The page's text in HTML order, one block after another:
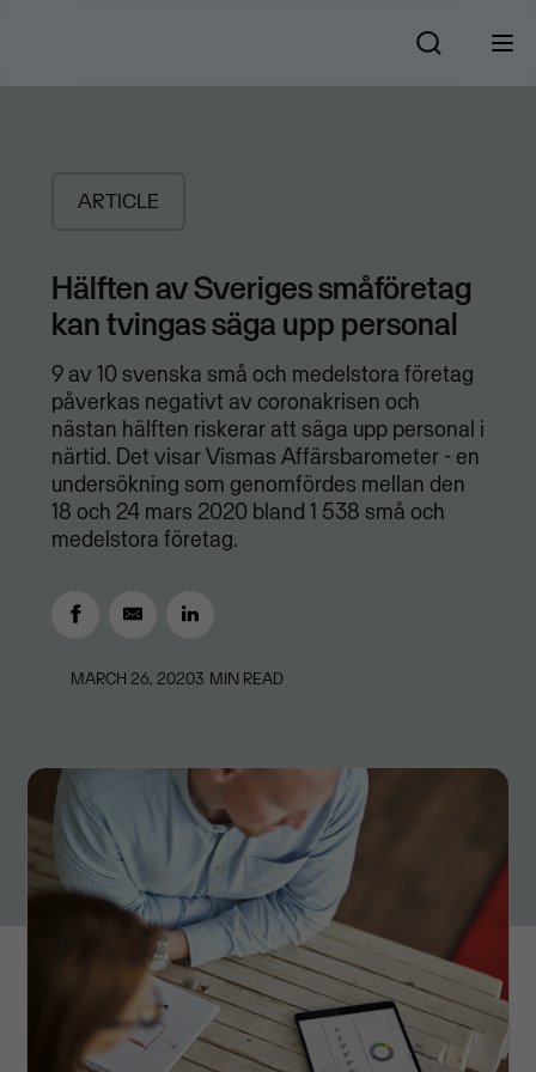
ARTICLE
Hälften av Sveriges småföretag
kan tvingas säga upp personal
9 av 10 svenska små och medelstora företag
påverkas negativt av coronakrisen och
nästan hälften riskerar att säga upp personal i
närtid. Det visar Vismas Affärsbarometer - en
undersökning som genomfördes mellan den
18 och 24 mars 2020 bland 1 538 små och
medelstora företag.
MARCH 26, 20203 MIN READ